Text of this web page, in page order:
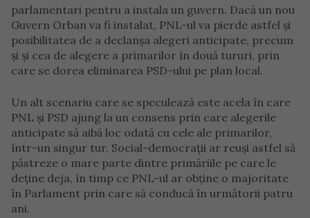
parlamentari pentru a instala un guvern. Dacă un nou
Guvern Orban va fi instalat, PNL-ul va pierde astfel și
posibilitatea de a declanșa alegeri anticipate, precum
și și cea de alegere a primarilor în două tururi, prin
care se dorea eliminarea PSD-ului pe plan local.
Un alt scenariu care se speculează este acela în care
PNL și PSD ajung la un consens prin care alegerile
anticipate să aibă loc odată cu cele ale primarilor,
într-un singur tur. Social-democraţii ar reuşi astfel să
păstreze o mare parte dintre primăriile pe care le
deţine deja, în timp ce PNL-ul ar obţine o majoritate
în Parlament prin care să conducă în următorii patru
ani.